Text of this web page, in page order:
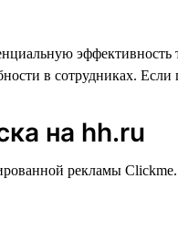
в сотрудниках.
на hh.ru
рекламы Clickme.